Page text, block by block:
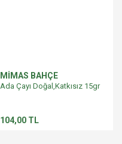
MİMAS BAHÇE
Ada Çayı Doğal,Katkısız 15gr
104,00 TL